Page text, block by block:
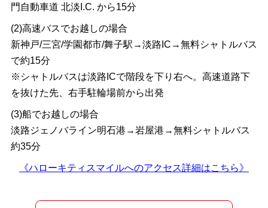
門自動車道 北淡I.C. から15分
(2)高速バスでお越しの場合
新神戸/三宮/学園都市/舞子駅→淡路IC→無料シャトルバス
で約15分
※シャトルバスは淡路ICで階段を下り右へ。高速道路下
を抜けた先、右手駐輪場前から出発
(3)船でお越しの場合
淡路ジェノバライン明石港→岩屋港→無料シャトルバス
約35分
《ハローキティスマイルへのアクセス詳細はこちら》